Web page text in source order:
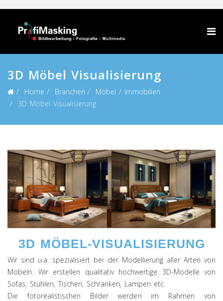
3D Möbel Visualisierung
Home Branchen
Möbel / Immobilien
3D Möbel Visualisierung
3D MÖBEL-VISUALISIERUNG
Wir sind u.a. spezialisiert bei der Modellierung aller Arten von
Möbeln. Wir erstellen qualitativ hochwertige 3D-Modelle von
Sofas, Stühlen, Tischen, Schränken, Lampen etc.
Die fotorealistischen Bilder werden im Rahmen von